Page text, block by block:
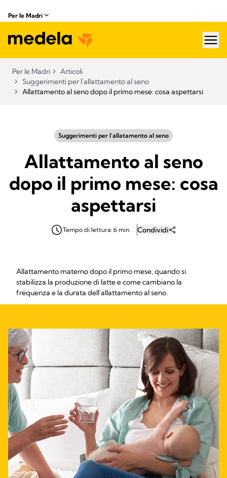
Per le Madri
Per le Madri
Articoli
Suggerimenti per l'allattamento al seno
Allattamento al seno dopo il primo mese: cosa aspettarsi
Suggerimenti per l'allatamento al seno
Allattamento al seno
dopo il primo mese: cosa
aspettarsi
Tempo di lettura: 6 min. Condividi
Allattamento materno dopo il primo mese, quando si
stabilizza la produzione di latte e come cambiano la
frequenza e la durata dell'allattamento al seno.